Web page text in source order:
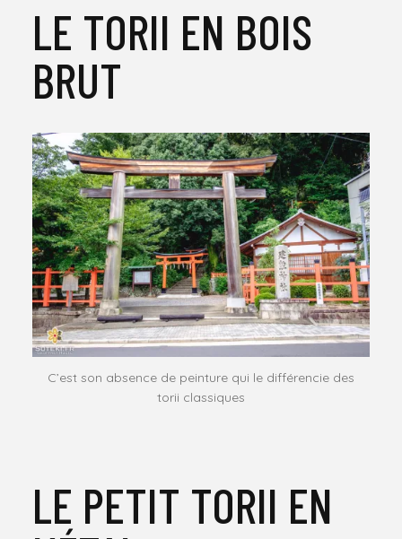
LE TORII EN BOIS
BRUT
C’est son absence de peinture qui le différencie des
torii classiques
LE PETIT TORII EN